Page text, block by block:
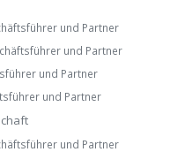
und Partner
und Partner
und Partner
und Partner
und Partner